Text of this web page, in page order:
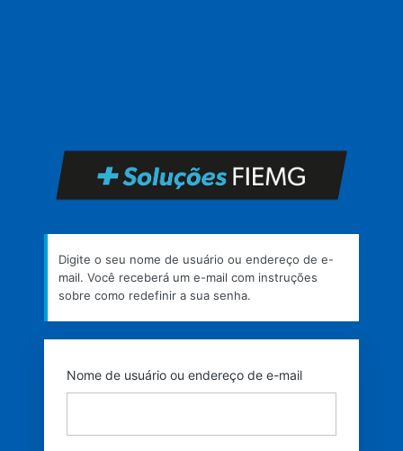
Digite o seu nome de usuário ou endereço de e-
mail. Você receberá um e-mail com instruções
sobre como redefinir a sua senha.
Nome de usuário ou endereço de e-mail